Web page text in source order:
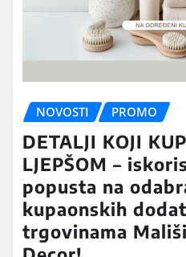
NOVOSTI PROMO
DETALJI KOJI
LJEPŠOM –
popusta na
kupaonskih
trgovinama